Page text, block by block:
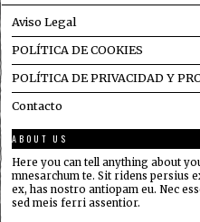
Aviso Legal
POLÍTICA DE COOKIES
POLÍTICA DE PRIVACIDAD Y
Contacto
ABOUT US
Here you can tell anything about
mnesarchum te. Sit ridens persius
ex, has nostro antiopam eu. Nec
sed meis ferri assentior.